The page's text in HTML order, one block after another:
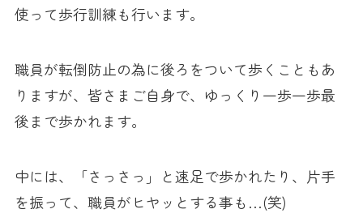
使って歩行訓練も行います。
職員が転倒防止の為に後ろをついて歩くこともあ
りますが、皆さまご自身で、ゆっくり一歩一歩最
後まで歩かれます。
中には、「さっさっ」と速足で歩かれたり、片手
を振って、職員がヒヤッとする事も…(笑)